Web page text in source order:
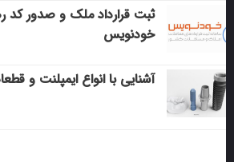
ثبت قرارداد ملک و صدور کد
خودنویس
آشنایی با انواع ایمپلنت و